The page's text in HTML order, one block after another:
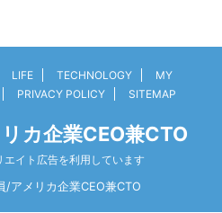
LIFE TECHNOLOGY
MY
PRIVACY POLICY SITEMAP
カ企業CEO兼CTO
エイト広告を利用しています
アメリカ企業CEO兼CTO